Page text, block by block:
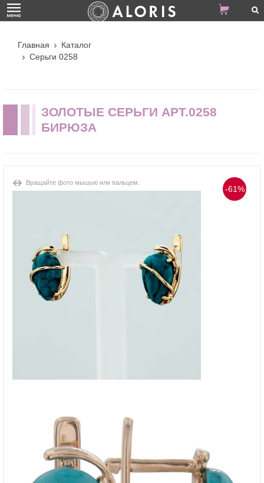
Главная
Каталог
Серьги 0258
ЗОЛОТЫЕ СЕРЬГИ АРТ.0258
БИРЮЗА
-61%
Вращайте фото мышью или пальцем.